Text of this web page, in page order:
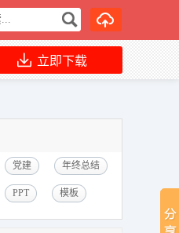
立即下载
党建 年终总结
PPT 模板